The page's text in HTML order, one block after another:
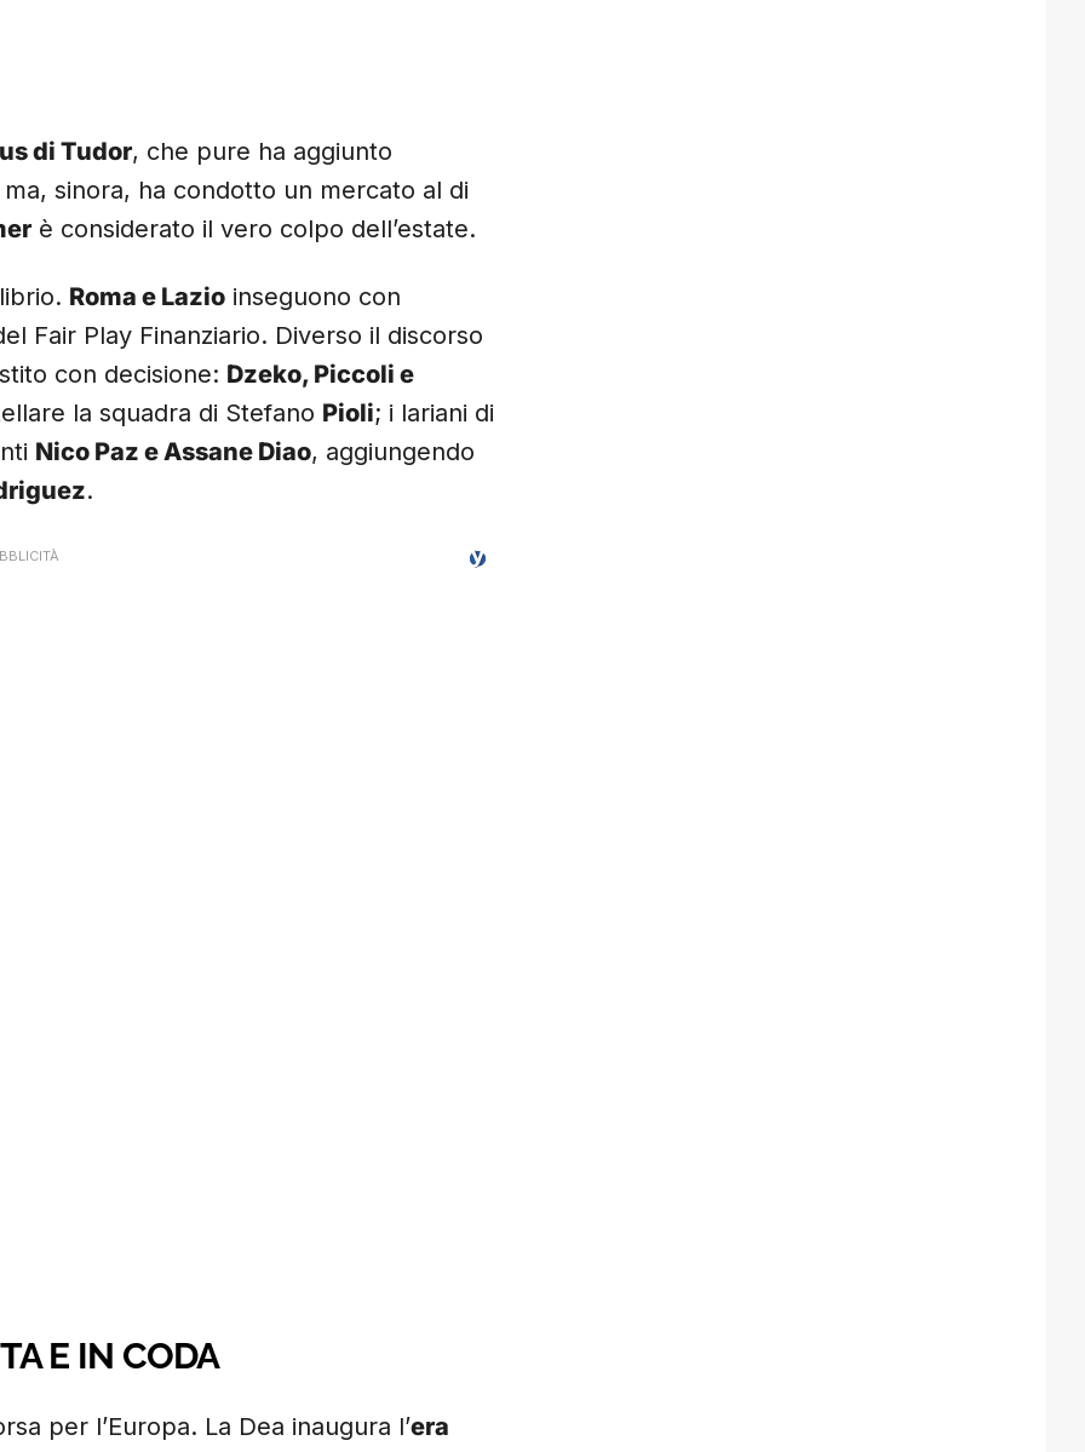
di Tudor, che pure ha aggiunto
ma, sinora, ha condotto un mercato al di
è considerato il vero colpo dell’estate.
Roma e Lazio inseguono con
Fair Play Finanziario. Diverso il discorso
con decisione: Dzeko, Piccoli e
la squadra di Stefano Pioli; i lariani di
Nico Paz e Assane Diao, aggiungendo
.
E IN CODA
per l’Europa. La Dea inaugura l’era